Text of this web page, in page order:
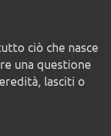
ciò che nasce
una questione
lasciti o